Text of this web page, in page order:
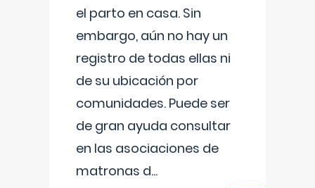
el parto en casa. Sin
embargo, aún no hay un
registro de todas ellas ni
de su ubicación por
comunidades. Puede ser
de gran ayuda consultar
en las asociaciones de
matronas d...